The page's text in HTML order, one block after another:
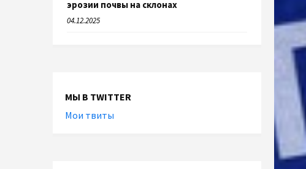
эрозии почвы на склонах
04.12.2025
МЫ В TWITTER
Мои твиты